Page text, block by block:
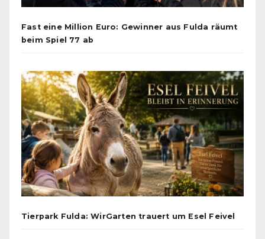
Fast eine Million Euro: Gewinner aus Fulda räumt
beim Spiel 77 ab
Tierpark Fulda: WirGarten trauert um Esel Feivel